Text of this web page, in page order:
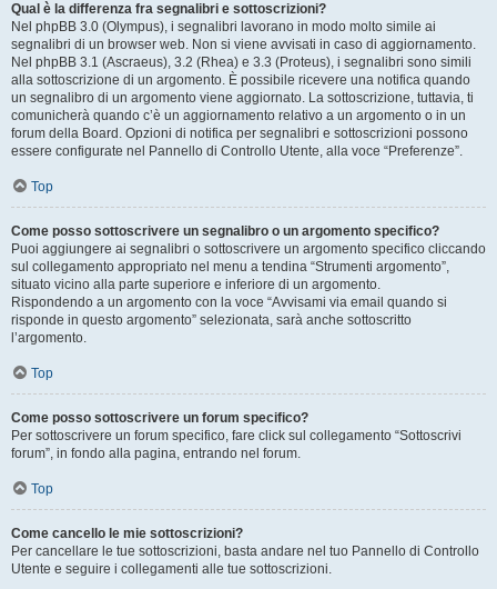
Qual è la differenza fra segnalibri e sottoscrizioni?
Nel phpBB 3.0 (Olympus), i segnalibri lavorano in modo molto simile ai
segnalibri di un browser web. Non si viene avvisati in caso di aggiornamento.
Nel phpBB 3.1 (Ascraeus), 3.2 (Rhea) e 3.3 (Proteus), i segnalibri sono simili
alla sottoscrizione di un argomento. È possibile ricevere una notifica quando
un segnalibro di un argomento viene aggiornato. La sottoscrizione, tuttavia, ti
comunicherà quando c’è un aggiornamento relativo a un argomento o in un
forum della Board. Opzioni di notifica per segnalibri e sottoscrizioni possono
essere configurate nel Pannello di Controllo Utente, alla voce “Preferenze”.
Top
Come posso sottoscrivere un segnalibro o un argomento specifico?
Puoi aggiungere ai segnalibri o sottoscrivere un argomento specifico cliccando
sul collegamento appropriato nel menu a tendina “Strumenti argomento”,
situato vicino alla parte superiore e inferiore di un argomento.
Rispondendo a un argomento con la voce “Avvisami via email quando si
risponde in questo argomento” selezionata, sarà anche sottoscritto
l’argomento.
Top
Come posso sottoscrivere un forum specifico?
Per sottoscrivere un forum specifico, fare click sul collegamento “Sottoscrivi
forum”, in fondo alla pagina, entrando nel forum.
Top
Come cancello le mie sottoscrizioni?
Per cancellare le tue sottoscrizioni, basta andare nel tuo Pannello di Controllo
Utente e seguire i collegamenti alle tue sottoscrizioni.